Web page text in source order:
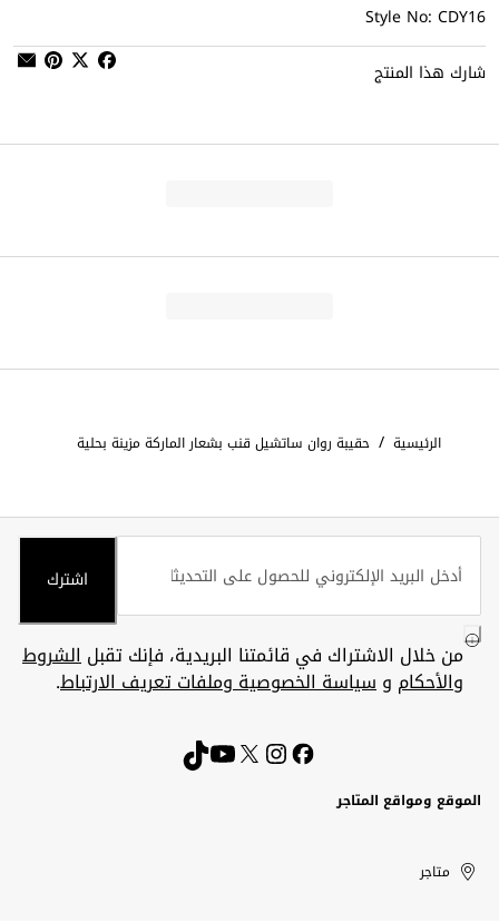
Style No: CDY16
شارك هذا المنتج
الرئيسية / حقيبة روان ساتشيل قنب بشعار الماركة مزينة بحلية
اشترك
من خلال الاشتراك في قائمتنا البريدية، فإنك تقبلالشروط
والأحكام وسياسة الخصوصية وملفات تعريف الارتباط.
الموقع ومواقع المتاجر
United
Arab
Kuwait
الإمارات
العربية
الكويت
متاجر